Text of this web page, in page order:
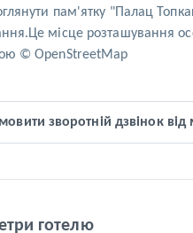
пам'ятку "Палац
місце розташування
© OpenStreetMap
зворотній дзвінок
готелю